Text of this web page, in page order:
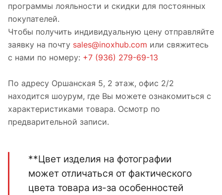
программы лояльности и скидки для постоянных
покупателей.
Чтобы получить индивидуальную цену отправляйте
заявку на почту sales@inoxhub.com или свяжитесь
с нами по номеру: +7 (936) 279-69-13
По адресу Оршанская 5, 2 этаж, офис 2/2
находится шоурум, где Вы можете ознакомиться с
характеристиками товара. Осмотр по
предварительной записи.
**Цвет изделия на фотографии
может отличаться от фактического
цвета товара из-за особенностей